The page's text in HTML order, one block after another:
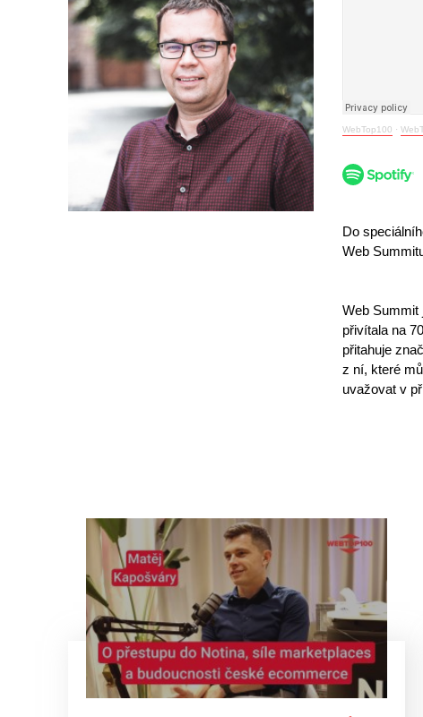
WebTop100 ·
Do
Web
Web Summit
přivítala na
přitahuje
z ní, které
uvažovat v